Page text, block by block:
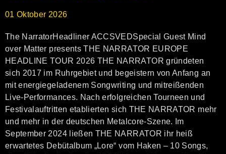
01 Oktober 2026
The NarratorHeadliner ACCSVEDSpecial Guest Mind
over Matter presents THE NARRATOR EUROPE
HEADLINE TOUR 2026 THE NARRATOR gründeten
sich 2017 im Ruhrgebiet und begeistern von Anfang an
mit energiegeladenem Songwriting und mitreißenden
Live-Performances. Nach erfolgreichen Tourneen und
Festivalauftritten etablierten sich THE NARRATOR mehr
und mehr in der deutschen Metalcore-Szene. Im
September 2024 ließen THE NARRATOR ihr heiß
erwartetes Debütalbum „Lore“ vom Haken – 10 Songs,